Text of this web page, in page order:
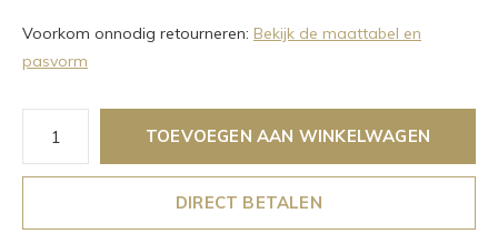
Voorkom onnodig retourneren: Bekijk de maattabel en
pasvorm
TOEVOEGEN AAN WINKELWAGEN
DIRECT BETALEN